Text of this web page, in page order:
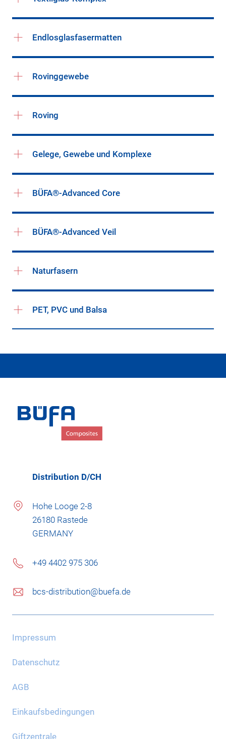
Endlosglasfasermatten
Rovinggewebe
Roving
Gelege, Gewebe und Komplexe
BÜFA®-Advanced Core
BÜFA®-Advanced Veil
Naturfasern
PET, PVC und Balsa
Distribution D/CH
Hohe Looge 2-8
26180 Rastede
GERMANY
+49 4402 975 306
bcs-distribution@buefa.de
Impressum
Datenschutz
AGB
Einkaufsbedingungen
Giftzentrale